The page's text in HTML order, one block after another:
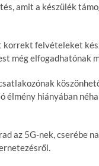
amit a készülék
felvételeket
még elfogadhatónak
élmény hiányában
az 5G-nek, cserébe